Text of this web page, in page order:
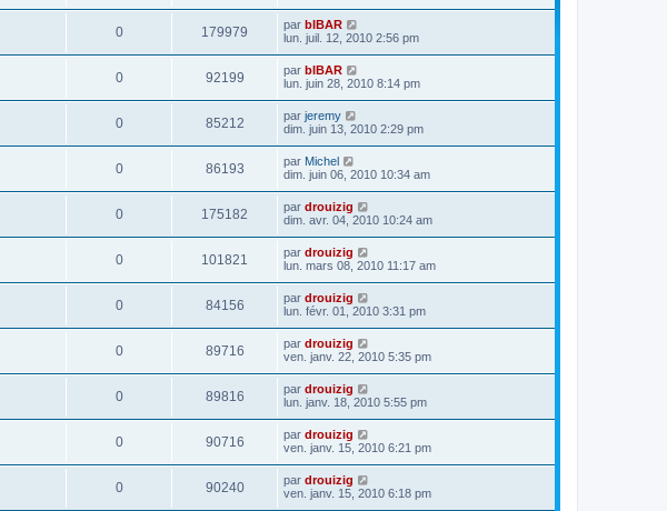
0 179979 par bIBAR
lun. juil. 12, 2010 2:56 pm
0 92199 par bIBAR
lun. juin 28, 2010 8:14 pm
0 85212 par jeremy
dim. juin 13, 2010 2:29 pm
0 86193 par Michel
dim. juin 06, 2010 10:34 am
0 175182 par drouizig
dim. avr. 04, 2010 10:24 am
0 101821 par drouizig
lun. mars 08, 2010 11:17 am
0 84156 par drouizig
lun. févr. 01, 2010 3:31 pm
0 89716 par drouizig
ven. janv. 22, 2010 5:35 pm
0 89816 par drouizig
lun. janv. 18, 2010 5:55 pm
0 90716 par drouizig
ven. janv. 15, 2010 6:21 pm
0 90240 par drouizig
ven. janv. 15, 2010 6:18 pm